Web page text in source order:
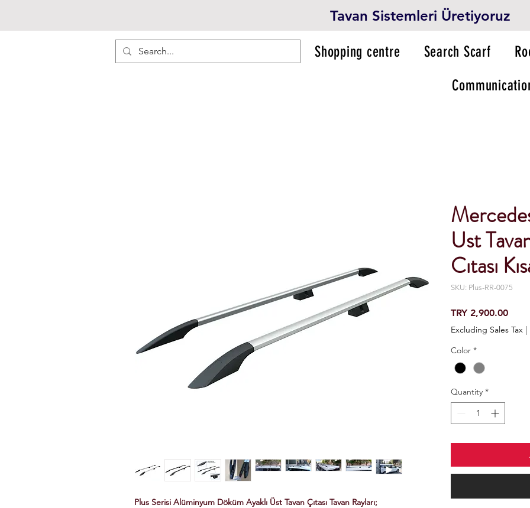
Tavan Sistemleri Üretiyoruz
Shopping centre Search Scarf
Plus Serisi Alüminyum Döküm Ayaklı Üst Tavan Çıtası Tavan Rayları;
Ust
Cıtası
SKU: Plus-RR-0075
TRY 2,900.00Price
Excluding Sales Tax |
Color *
Quantity *